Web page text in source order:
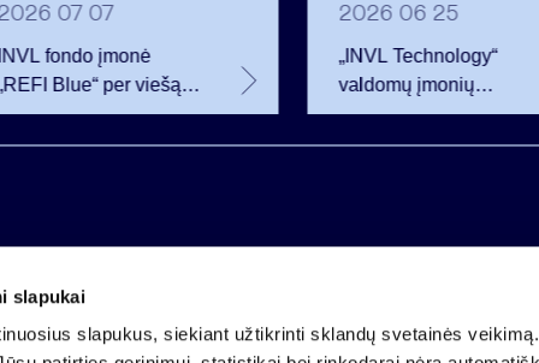
slapukai
slapukus, siekiant užtikrinti sklandų svetainės
07 07
INVL fondo įmonė
Blue“ per viešą
emisiją
12 mln. eurų –
2026 06 25
„INVL Technology“
valdomų įmonių
darbuotojai realizavo
opcionus ir tapo
Įmonės kodas 121304349
PVM mokėtojo kodas LT213043414